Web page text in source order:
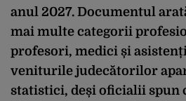
anul 2027. Documentul
mai multe categorii
profesori, medici și
veniturile judecătorilor
statistici, deși oficialii spun